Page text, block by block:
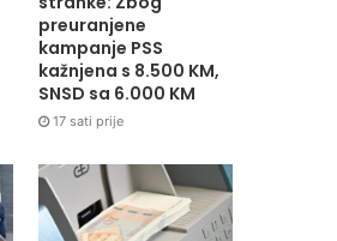
preuranjene
kampanje PSS
kažnjena s 8.500 KM,
SNSD sa 6.000 KM
17 sati prije